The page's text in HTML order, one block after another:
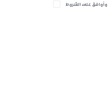
وأوافق على الشروط